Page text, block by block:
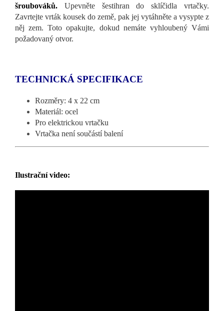
šroubováků. Upevněte šestihran do sklíčidla vrtačky.
Zavrtejte vrták kousek do země, pak jej vytáhněte a vysypte z
něj zem. Toto opakujte, dokud nemáte vyhloubený Vámi
požadovaný otvor.
TECHNICKÁ SPECIFIKACE
Rozměry: 4 x 22 cm
Materiál: ocel
Pro elektrickou vrtačku
Vrtačka není součástí balení
Ilustrační video: